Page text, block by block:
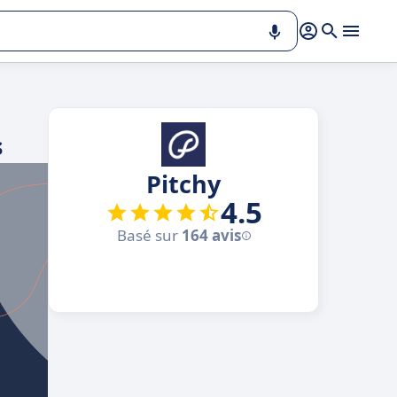
Pitchy
4.5
Basé sur 164 avis